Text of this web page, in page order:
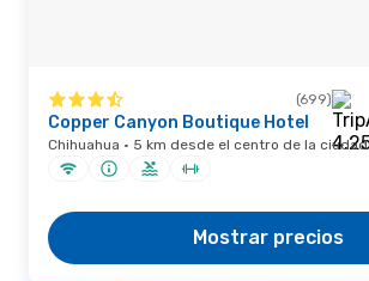
(699)
Copper Canyon Boutique Hotel
Chihuahua · 5 km desde el centro de la ciudad
Mostrar precios